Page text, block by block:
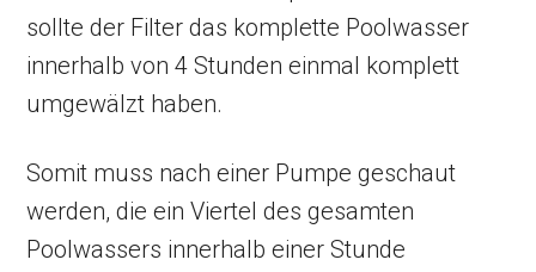
sollte der Filter das komplette Poolwasser
innerhalb von 4 Stunden einmal komplett
umgewälzt haben.
Somit muss nach einer Pumpe geschaut
werden, die ein Viertel des gesamten
Poolwassers innerhalb einer Stunde